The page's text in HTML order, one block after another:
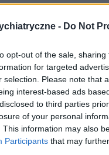
- Do Not
opt-out of the sale,
for targeted
selection. Please note that
interest-based ads
to third parties
of your personal
This information may also
Participants that may
wiesz dokładnie to w
wszystkiego...!!!